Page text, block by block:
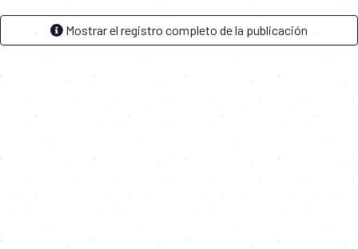
Mostrar el registro completo de la publicación